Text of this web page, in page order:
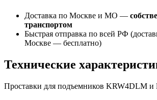
Доставка по Москве и МО —
транспортом
Быстрая отправка по всей РФ
Москве — бесплатно)
Технические
Проставки для подъемников KRW4DLM